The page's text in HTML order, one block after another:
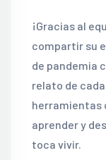
¡Gracias al
compartir su
de pandemia
relato de
herramientas
aprender y
toca vivir.